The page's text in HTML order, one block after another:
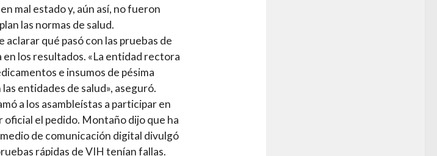
mal estado y, aún así, no fueron
las normas de salud.
aclarar qué pasó con las pruebas de
los resultados. «La entidad rectora
e insumos de pésima
entidades de salud», aseguró.
a los asambleístas a participar en
oficial el pedido. Montaño dijo que ha
de comunicación digital divulgó
rápidas de VIH tenían fallas.